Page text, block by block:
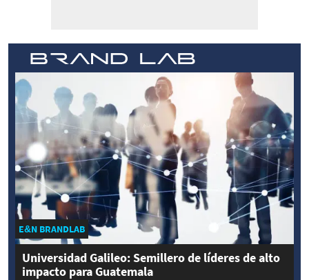
E&N BRANDLAB
Universidad Galileo: Semillero de líderes de alto
impacto para Guatemala